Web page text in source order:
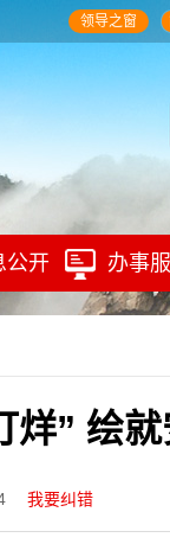
领导之窗
公开 办事
烊” 绘
我要纠错